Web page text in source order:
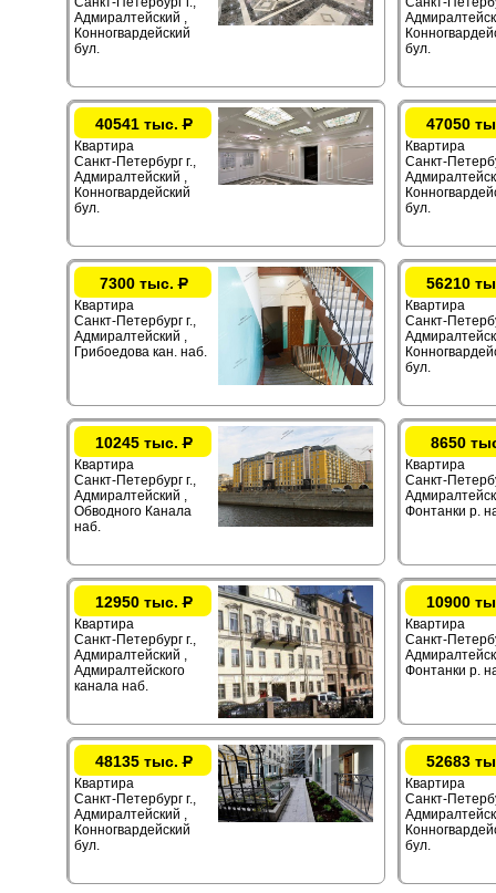
Адмиралтейский ,
Конногвардейский
бул.
бул.
40541 тыс.Р
Квартира
Санкт-Петербург г.,
Адмиралтейский ,
Конногвардейский
бул.
47050
Квартира
Санкт-
бул.
7300 тыс.Р
Квартира
Санкт-Петербург г.,
Адмиралтейский ,
Грибоедова кан. наб.
56210
Квартира
Санкт-
бул.
10245 тыс.Р
Квартира
Санкт-Петербург г.,
Адмиралтейский ,
Обводного Канала
наб.
8650
Квартира
Санкт-
Фонтанки р.
12950 тыс.Р
Квартира
Санкт-Петербург г.,
Адмиралтейский ,
Адмиралтейского
канала наб.
10900
Квартира
Санкт-
Фонтанки р.
48135 тыс.Р
Квартира
Санкт-Петербург г.,
Адмиралтейский ,
Конногвардейский
бул.
52683
Квартира
Санкт-
бул.